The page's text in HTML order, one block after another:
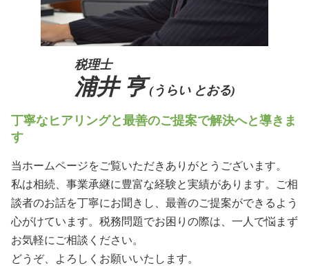
税理士
浦井 亨 (うらい とおる)
丁寧なヒアリングと最善のご提案で解決へと導きま
す
当ホームページをご覧いただきありがとうございます。
私は相続、事業承継に豊富な経験と実績があります。ご相
談者のお話を丁寧にお聞きし、最善のご提案ができるよう
心がけています。税務問題でお困りの際は、一人で悩まず
お気軽にご相談ください。
どうぞ、よろしくお願いいたします。